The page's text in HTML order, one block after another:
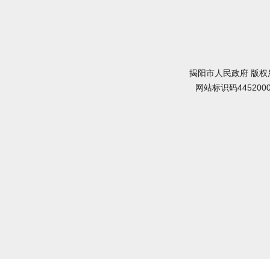
揭阳市人民政府 版
网站标识码